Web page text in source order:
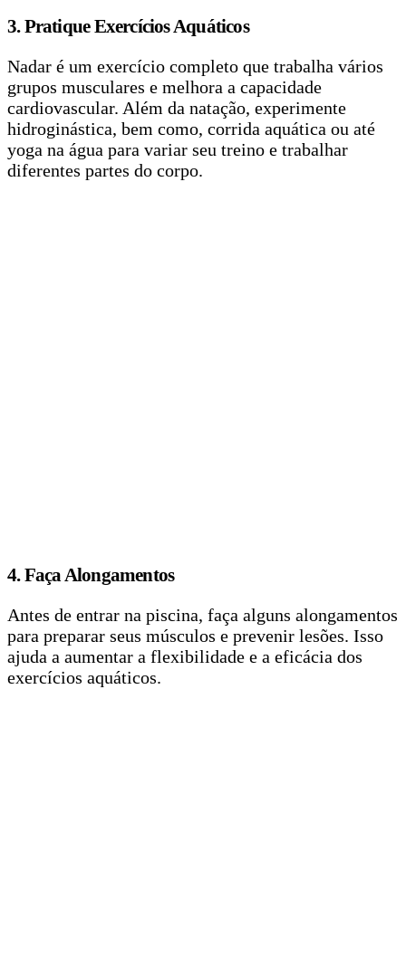
3. Pratique Exercícios Aquáticos
Nadar é um exercício completo que trabalha vários
grupos musculares e melhora a capacidade
cardiovascular. Além da natação, experimente
hidroginástica, bem como, corrida aquática ou até
yoga na água para variar seu treino e trabalhar
diferentes partes do corpo.
4. Faça Alongamentos
Antes de entrar na piscina, faça alguns alongamentos
para preparar seus músculos e prevenir lesões. Isso
ajuda a aumentar a flexibilidade e a eficácia dos
exercícios aquáticos.